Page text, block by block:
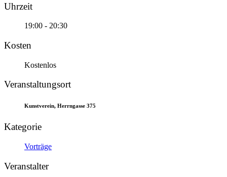
Uhrzeit
19:00 - 20:30
Kosten
Kostenlos
Veranstaltungsort
Kunstverein, Herrngasse 375
Kategorie
Vorträge
Veranstalter